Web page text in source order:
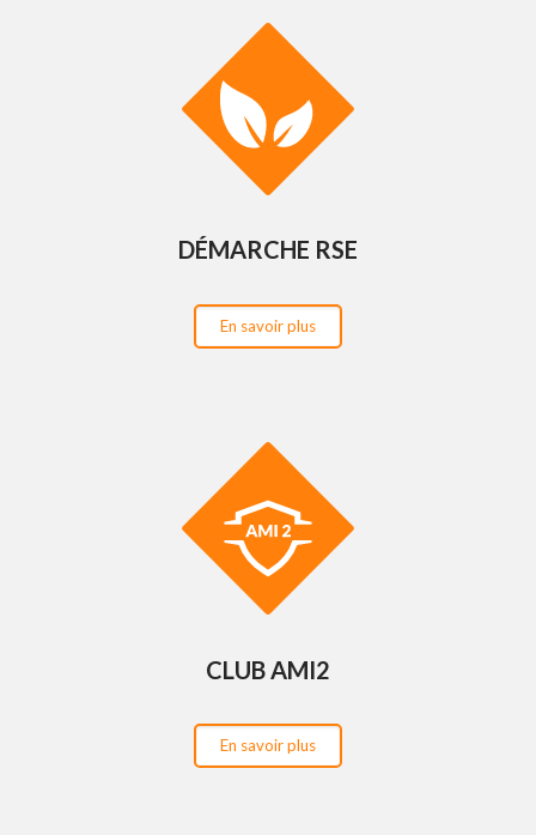
DÉMARCHE RSE
En savoir plus
CLUB AMI2
En savoir plus